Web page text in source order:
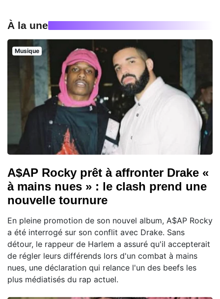
À la une
Musique
A$AP Rocky prêt à affronter Drake «
à mains nues » : le clash prend une
nouvelle tournure
En pleine promotion de son nouvel album, A$AP Rocky
a été interrogé sur son conflit avec Drake. Sans
détour, le rappeur de Harlem a assuré qu'il accepterait
de régler leurs différends lors d'un combat à mains
nues, une déclaration qui relance l'un des beefs les
plus médiatisés du rap actuel.